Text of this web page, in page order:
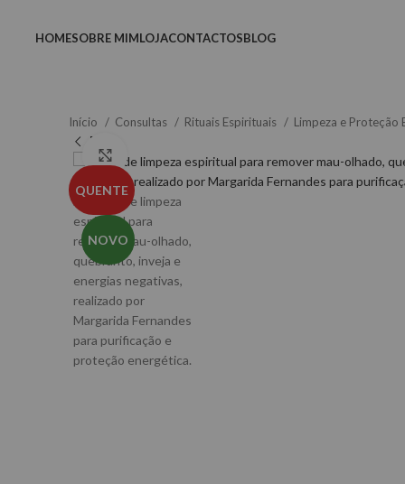
HOMESOBRE MIMLOJACONTACTOSBLOG
Início Consultas Rituais Espirituais Limpeza e Proteção
QUENTE
NOVO
Clique para ampliar